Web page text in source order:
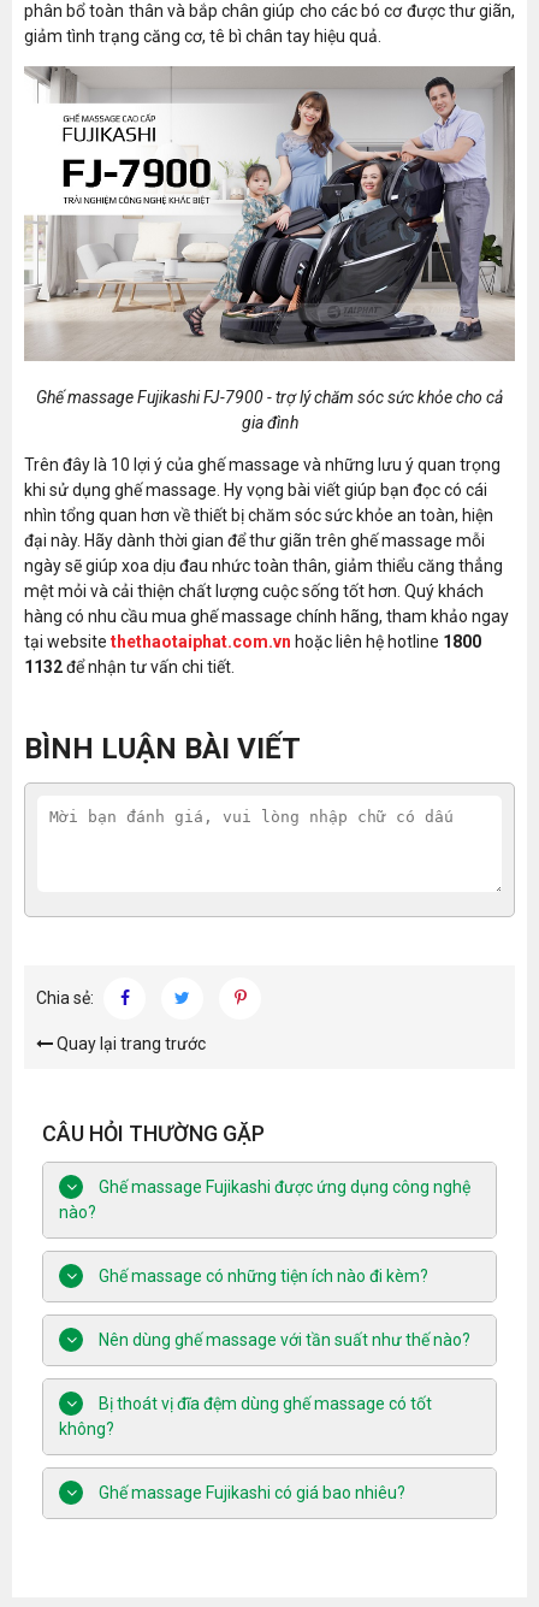
phân bổ toàn thân và bắp chân giúp cho các bó cơ được thư giãn,
giảm tình trạng căng cơ, tê bì chân tay hiệu quả.
Ghế massage Fujikashi FJ-7900 - trợ lý chăm sóc sức khỏe cho cả
gia đình
Trên đây là 10 lợi ý của ghế massage và những lưu ý quan trọng
khi sử dụng ghế massage. Hy vọng bài viết giúp bạn đọc có cái
nhìn tổng quan hơn về thiết bị chăm sóc sức khỏe an toàn, hiện
đại này. Hãy dành thời gian để thư giãn trên ghế massage mỗi
ngày sẽ giúp xoa dịu đau nhức toàn thân, giảm thiểu căng thẳng
mệt mỏi và cải thiện chất lượng cuộc sống tốt hơn. Quý khách
hàng có nhu cầu mua ghế massage chính hãng, tham khảo ngay
tại website thethaotaiphat.com.vn hoặc liên hệ hotline 1800
1132để nhận tư vấn chi tiết.
BÌNH LUẬN BÀI VIẾT
Chia sẻ:
Quay lại trang trước
CÂU HỎI THƯỜNG GẶP
Ghế massage Fujikashi được ứng dụng công nghệ
nào?
Ghế massage có những tiện ích nào đi kèm?
Nên dùng ghế massage với tần suất như thế nào?
Bị thoát vị đĩa đệm dùng ghế massage có tốt
không?
Ghế massage Fujikashi có giá bao nhiêu?